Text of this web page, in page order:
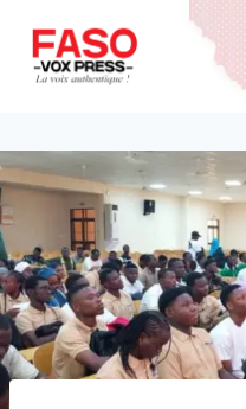
contenu